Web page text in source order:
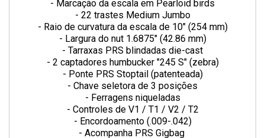
- Marcação da escala em Pearloid birds
- 22 trastes Medium Jumbo
- Raio de curvatura da escala de 10" (254 mm)
- Largura do nut 1.6875" (42.86 mm)
- Tarraxas PRS blindadas die-cast
- 2 captadores humbucker "245 S" (zebra)
- Ponte PRS Stoptail (patenteada)
- Chave seletora de 3 posições
- Ferragens niqueladas
- Controles de V1 / T1 / V2 / T2
- Encordoamento (.009-.042)
- Acompanha PRS Gigbag